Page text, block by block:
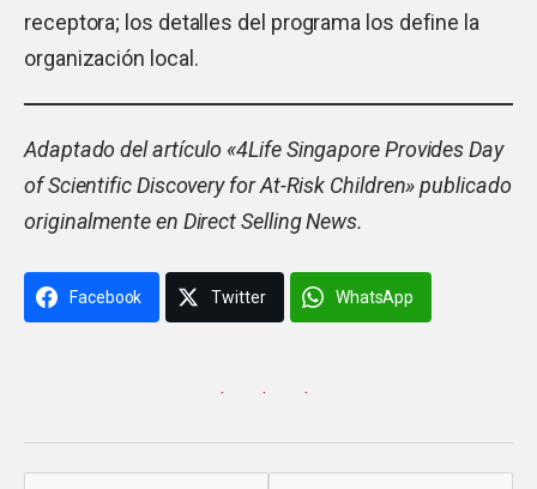
receptora; los detalles del programa los define la
organización local.
Adaptado del artículo «4Life Singapore Provides Day
of Scientific Discovery for At-Risk Children» publicado
originalmente en Direct Selling News.
Facebook Twitter WhatsApp
· · ·